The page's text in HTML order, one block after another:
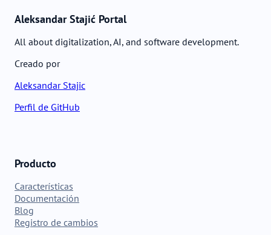
Aleksandar Stajić Portal
All about digitalization, AI, and software development.
Creado por
Aleksandar Stajic
Perfil de GitHub
Producto
Características
Documentación
Blog
Registro de cambios